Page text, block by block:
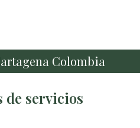
Colombia
de servicios